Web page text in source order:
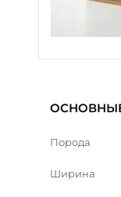
Порода
Ширина